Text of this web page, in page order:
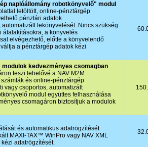
naplóállomány robotkönyvelő" modul
letöltött, online-pénztárgép
pénztári adatok
lekönyvelését. Nincs szükség
átalakításokra, a könyvelés
elvégezhető, előtte a könyvelendő
a pénztárgép adatok kézi
kedvezményes csomagban
teszi lehetővé a NAV M2M
és online-pénztárgép
vagy csoportos, automatizált
modul együttes felhasználása
csomagáron biztosítjuk a modulok
és automatikus adatrögzítését
MAXI‑TAX™ WinPro vagy NAV XML
adatrögzítését.